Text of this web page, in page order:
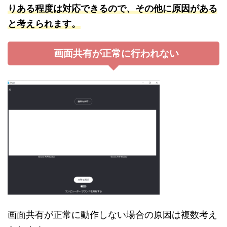
りある程度は対応できるので、その他に原因がある
と考えられます。
画面共有が正常に行われない
画面共有が正常に動作しない場合の原因は複数考え